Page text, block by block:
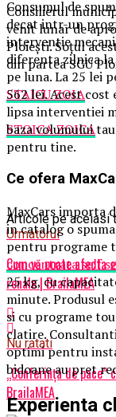
Consilierul
venit lunar de
Ploiești. Soțul
din partea SGU
STAICU ZOIA
STOICA ZOICA
Articole pe aceiasi
Urmatorul
Cum vă poate afecta
renale | BrailaMEA
Nu ratati
„Conferința de
BrailaMEA
Consumul de
decat intr-un
interventie
diferenta zilnica
pe luna. La 25 lei
562 lei. Acest cost
lipsa interventiei
baza volumului
pentru tine.
Ce ofera
MaxCars importa
in catalog o
pentru programe
concentrata self
25 kg, cu
minute. Produsul
si cu programe
clatire.
optimi pentru
bidoane au pret
Experienta